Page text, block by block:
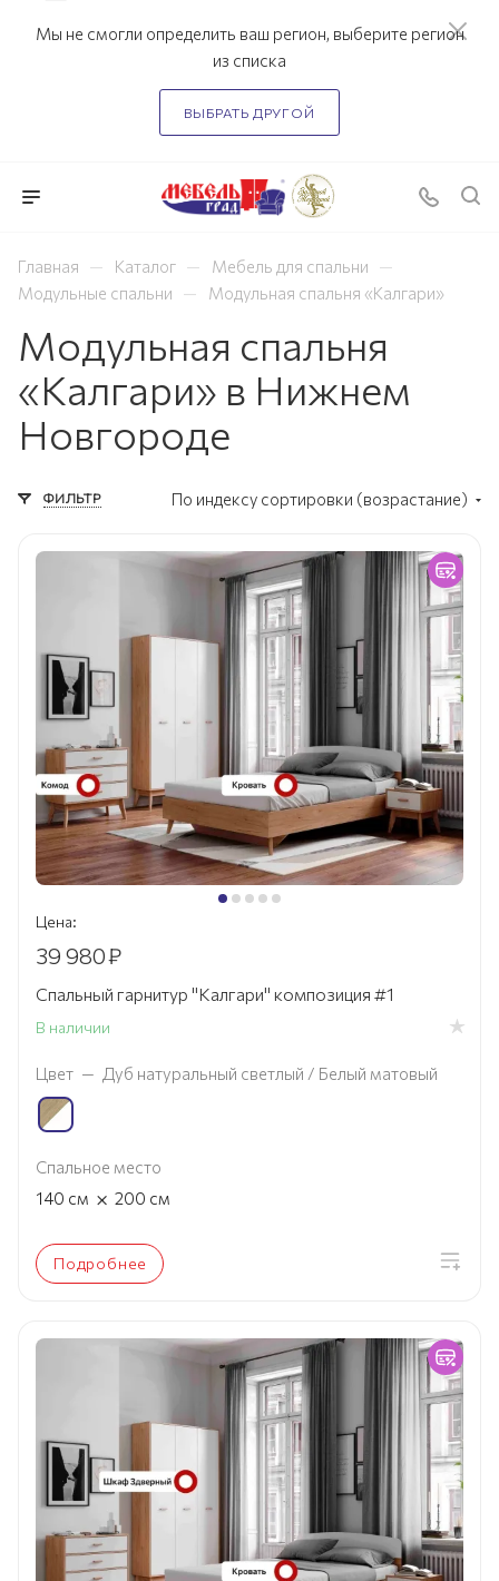
Мы не смогли определить ваш регион, выберите регион
из списка
ВЫБРАТЬ ДРУГОЙ
Главная — Каталог — Мебель для спальни —
Модульные спальни — Модульная спальня «Калгари»
Модульная спальня
«Калгари» в Нижнем
Новгороде
ФИЛЬТР По индексу сортировки (возрастание)
Цена:
39 980₽
Спальный гарнитур "Калгари" композиция #1
В наличии
Цвет — Дуб натуральный светлый / Белый матовый
Спальное место
140 см × 200 см
Подробнее